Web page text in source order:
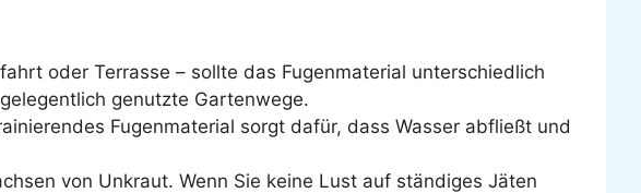
oder Terrasse – sollte das Fugenmaterial unterschiedlich
genutzte Gartenwege.
Fugenmaterial sorgt dafür, dass Wasser abfließt und
von Unkraut. Wenn Sie keine Lust auf ständiges Jäten